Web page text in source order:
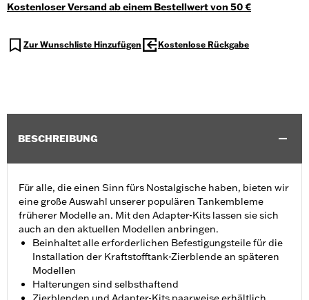
Kostenloser Versand ab einem Bestellwert von 50 €
Zur Wunschliste Hinzufügen Kostenlose Rückgabe
BESCHREIBUNG
Für alle, die einen Sinn fürs Nostalgische haben, bieten wir
eine große Auswahl unserer populären Tankembleme
früherer Modelle an. Mit den Adapter-Kits lassen sie sich
auch an den aktuellen Modellen anbringen.
Beinhaltet alle erforderlichen Befestigungsteile für die
Installation der Kraftstofftank-Zierblende an späteren
Modellen
Halterungen sind selbsthaftend